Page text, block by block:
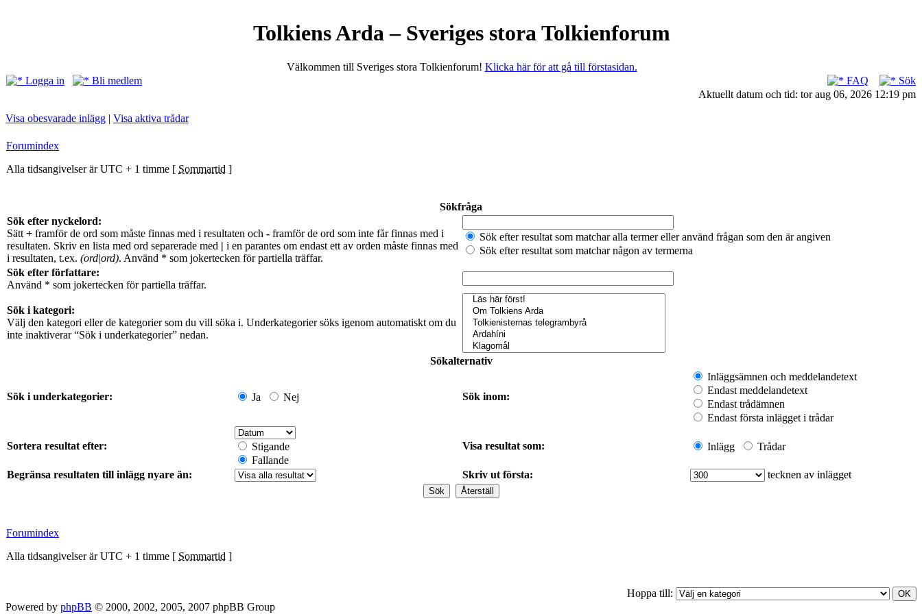
Tolkiens Arda – Sveriges stora Tolkienforum
Välkommen till Sveriges stora Tolkienforum! Klicka här för att gå till förstasidan.
Logga in
Bli medlem FAQ
Sök
Aktuellt datum och tid: tor aug 06, 2026 12:19 pm
Visa obesvarade inlägg | Visa aktiva trådar
Forumindex
Alla tidsangivelser är UTC + 1 timme [ Sommartid ]
Sökfråga
Sök efter nyckelord:
Sätt + framför de ord som måste finnas med i resultaten och - framför de ord som inte får finnas med i
resultaten. Skriv en lista med ord separerade med | i en parantes om endast ett av orden måste finnas med
i resultaten, t.ex. (ord|ord). Använd * som jokertecken för partiella träffar.
Sök efter resultat som matchar alla termer eller använd frågan som den är angiven
Sök efter resultat som matchar någon av termerna
Sök efter författare:
Använd * som jokertecken för partiella träffar.
Sök i kategori:
Välj den kategori eller de kategorier som du vill söka i. Underkategorier söks igenom automatiskt om du
inte inaktiverar “Sök i underkategorier” nedan.
Sökalternativ
Sök i underkategorier: Ja Nej Sök inom:
Inläggsämnen och meddelandetext
Endast meddelandetext
Endast trådämnen
Endast första inlägget i trådar
Sortera resultat efter:
Stigande
Fallande
Visa resultat som: Inlägg Trådar
Begränsa resultaten till inlägg nyare än: Skriv ut första: tecknen av inlägget
Forumindex
Alla tidsangivelser är UTC + 1 timme [ Sommartid ]
Hoppa till:
Powered by phpBB © 2000, 2002, 2005, 2007 phpBB Group